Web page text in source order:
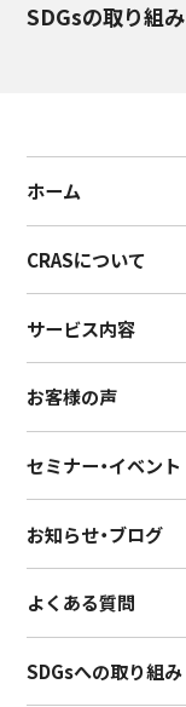
SDGsの取り組み
ホーム
CRASについて
サービス内容
お客様の声
セミナー・イベント
お知らせ・ブログ
よくある質問
SDGsへの取り組み